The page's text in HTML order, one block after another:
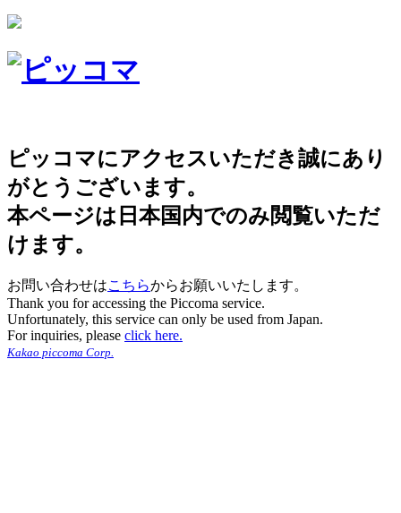
ピッコマにアクセスいただき誠にあり
がとうございます。
本ページは日本国内でのみ閲覧いただ
けます。
お問い合わせはこちらからお願いいたします。
Thank you for accessing the Piccoma service.
Unfortunately, this service can only be used from Japan.
For inquiries, please click here.
Kakao piccoma Corp.